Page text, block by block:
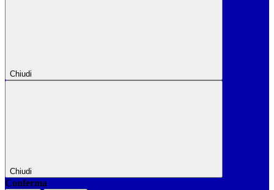
Chiudi
Chiudi
Conferma